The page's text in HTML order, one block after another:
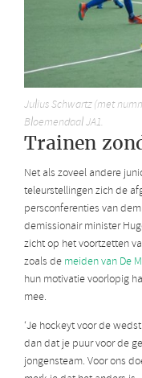
Julius Schwartz (met
Bloemendaal JA1.
Trainen
Net als zoveel andere
teleurstellingen zich de
persconferenties van
demissionair minister
zicht op het voortzetten
zoals de meiden van De
hun motivatie voorlopig
mee.
‘Je hockeyt voor de
dan dat je puur voor de
jongensteam. Voor ons